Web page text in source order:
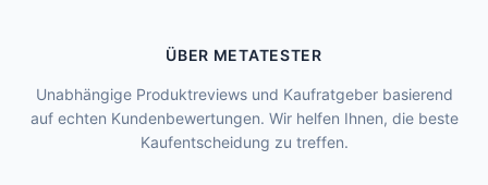
ÜBER METATESTER
Unabhängige Produktreviews und Kaufratgeber basierend
auf echten Kundenbewertungen. Wir helfen Ihnen, die beste
Kaufentscheidung zu treffen.